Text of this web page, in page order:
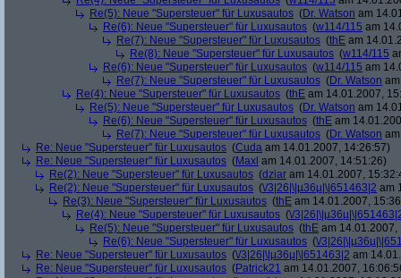
Re(5): Neue "Supersteuer" für Luxusautos (Dr. Watson am
Re(6): Neue "Supersteuer" für Luxusautos (w114/115 am
Re(7): Neue "Supersteuer" für Luxusautos (thE am
Re(8): Neue "Supersteuer" für Luxusautos (w114/115
Re(6): Neue "Supersteuer" für Luxusautos (w114/115 am
Re(7): Neue "Supersteuer" für Luxusautos (Dr. Watson
Re(4): Neue "Supersteuer" für Luxusautos (thE am 14.01.2007,
Re(5): Neue "Supersteuer" für Luxusautos (Dr. Watson am
Re(6): Neue "Supersteuer" für Luxusautos (thE am
Re(7): Neue "Supersteuer" für Luxusautos (Dr. Watson
Re: Neue "Supersteuer" für Luxusautos (Cuda am 14.01.2007, 14:26:57)
Re: Neue "Supersteuer" für Luxusautos (Maxl am 14.01.2007, 14:51:26)
Re(2): Neue "Supersteuer" für Luxusautos (dziar am 14.01.2007,
Re(2): Neue "Supersteuer" für Luxusautos (\/3|26|\|µ36µ|\|651463|2 am
Re(3): Neue "Supersteuer" für Luxusautos (thE am 14.01.2007,
Re(4): Neue "Supersteuer" für Luxusautos (\/
Re(5): Neue "Supersteuer" für Luxusautos (thE am 14.01.2007,
Re(6): Neue "Supersteuer" für Luxusautos (\/
Re: Neue "Supersteuer" für Luxusautos (\/3|26|\|µ36µ|\|651463|2 am
Re: Neue "Supersteuer" für Luxusautos (Patrick21 am 14.01.2007,